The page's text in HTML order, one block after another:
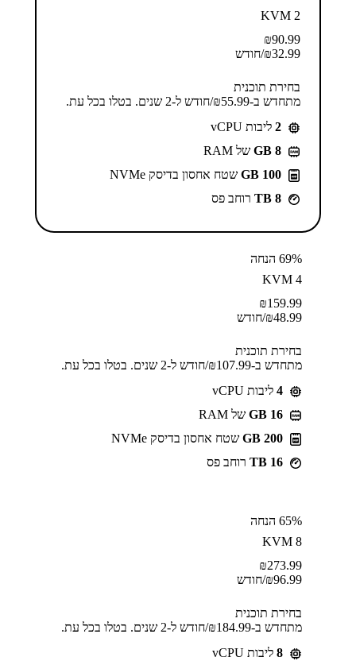
KVM 2
90.99
₪
32.99
₪/חודש
בחירת תוכנית
מתחדש ב-⁦55.99⁩₪/חודש ל-2 שנים. בטלו בכל עת.
2 ליבות vCPU
GB 8 של RAM
100 GB
שטח אחסון בדיסק NVMe
8 TB
רוחב פס
69% הנחה
KVM 4
159.99
₪
48.99
₪/חודש
בחירת תוכנית
מתחדש ב-⁦107.99⁩₪/חודש ל-2 שנים. בטלו בכל עת.
4 ליבות vCPU
GB 16 של RAM
200 GB
שטח אחסון בדיסק NVMe
16 TB
רוחב פס
65% הנחה
KVM 8
273.99
₪
96.99
₪/חודש
בחירת תוכנית
מתחדש ב-⁦184.99⁩₪/חודש ל-2 שנים. בטלו בכל עת.
8 ליבות vCPU